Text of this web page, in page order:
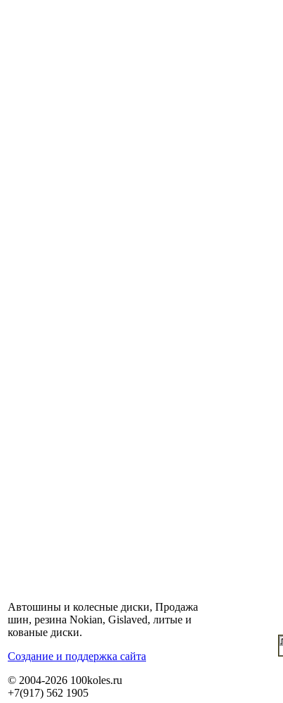
Автошины и колесные диски, Продажа
шин, резина Nokian, Gislaved, литые и
кованые диски.
Cоздание и поддержка сайта
© 2004-2026 100koles.ru
+7(917) 562 1905